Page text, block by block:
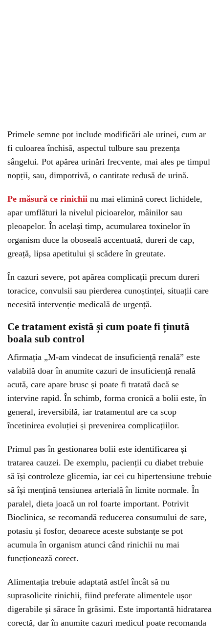
Primele semne pot include modificări ale urinei, cum ar
fi culoarea închisă, aspectul tulbure sau prezența
sângelui. Pot apărea urinări frecvente, mai ales pe timpul
nopții, sau, dimpotrivă, o cantitate redusă de urină.
Pe măsură ce rinichii nu mai elimină corect lichidele,
apar umflături la nivelul picioarelor, mâinilor sau
pleoapelor. În același timp, acumularea toxinelor în
organism duce la oboseală accentuată, dureri de cap,
greață, lipsa apetitului și scădere în greutate.
În cazuri severe, pot apărea complicații precum dureri
toracice, convulsii sau pierderea cunoștinței, situații care
necesită intervenție medicală de urgență.
Ce tratament există și cum poate fi ținută
boala sub control
Afirmația „M-am vindecat de insuficiență renală” este
valabilă doar în anumite cazuri de insuficiență renală
acută, care apare brusc și poate fi tratată dacă se
intervine rapid. În schimb, forma cronică a bolii este, în
general, ireversibilă, iar tratamentul are ca scop
încetinirea evoluției și prevenirea complicațiilor.
Primul pas în gestionarea bolii este identificarea și
tratarea cauzei. De exemplu, pacienții cu diabet trebuie
să își controleze glicemia, iar cei cu hipertensiune trebuie
să își mențină tensiunea arterială în limite normale. În
paralel, dieta joacă un rol foarte important. Potrivit
Bioclinica, se recomandă reducerea consumului de sare,
potasiu și fosfor, deoarece aceste substanțe se pot
acumula în organism atunci când rinichii nu mai
funcționează corect.
Alimentația trebuie adaptată astfel încât să nu
suprasolicite rinichii, fiind preferate alimentele ușor
digerabile și sărace în grăsimi. Este importantă hidratarea
corectă, dar în anumite cazuri medicul poate recomanda